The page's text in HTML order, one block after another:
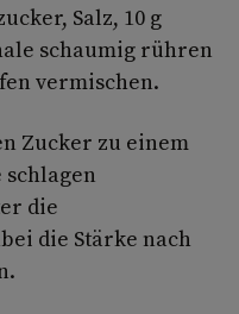
Salz, 10 g
schaumig rühren
vermischen.
Zucker zu einem
schlagen
die
die Stärke nach